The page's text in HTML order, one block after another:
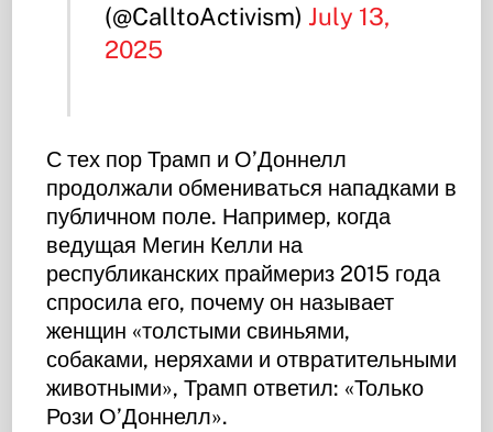
(@CalltoActivism) July 13,
2025
С тех пор Трамп и О’Доннелл
продолжали обмениваться нападками в
публичном поле. Например, когда
ведущая Мегин Келли на
республиканских праймериз 2015 года
спросила его, почему он называет
женщин «толстыми свиньями,
собаками, неряхами и отвратительными
животными», Трамп ответил: «Только
Рози О’Доннелл».